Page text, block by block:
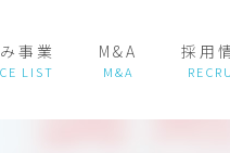
事業 M&A 採用